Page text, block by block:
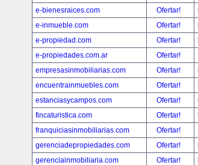
e-bienesraices.com
Ofertar!
e-inmueble.com
Ofertar!
e-propiedad.com
Ofertar!
e-propiedades.com.ar
Ofertar!
empresasinmobiliarias.com
Ofertar!
encuentrainmuebles.com
Ofertar!
estanciasycampos.com
Ofertar!
fincaturistica.com
Ofertar!
franquiciasinmobiliarias.com
Ofertar!
gerenciadepropiedades.com
Ofertar!
gerenciainmobiliaria.com
Ofertar!